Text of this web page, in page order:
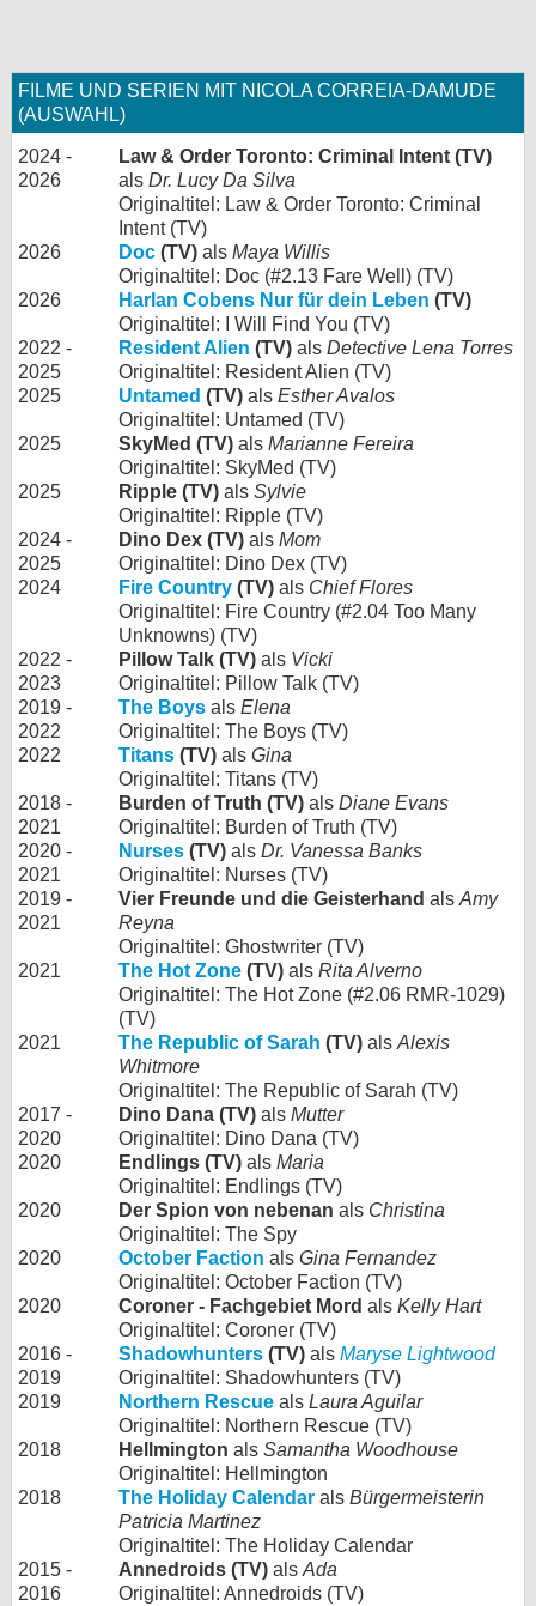
FILME UND SERIEN MIT NICOLA CORREIA-DAMUDE
(AUSWAHL)
2024 -
2026
Law & Order Toronto: Criminal Intent (TV)
als Dr. Lucy Da Silva
Originaltitel: Law & Order Toronto: Criminal
Intent (TV)
2026
Doc (TV) als Maya Willis
Originaltitel: Doc (#2.13 Fare Well) (TV)
2026
Harlan Cobens Nur für dein Leben (TV)
Originaltitel: I Will Find You (TV)
2022 -
2025
Resident Alien (TV) als Detective Lena Torres
Originaltitel: Resident Alien (TV)
2025
Untamed (TV) als Esther Avalos
Originaltitel: Untamed (TV)
2025
SkyMed (TV) als Marianne Fereira
Originaltitel: SkyMed (TV)
2025
Ripple (TV) als Sylvie
Originaltitel: Ripple (TV)
2024 -
2025
Dino Dex (TV) als Mom
Originaltitel: Dino Dex (TV)
2024
Fire Country (TV) als Chief Flores
Originaltitel: Fire Country (#2.04 Too Many
Unknowns) (TV)
2022 -
2023
Pillow Talk (TV) als Vicki
Originaltitel: Pillow Talk (TV)
2019 -
2022
The Boys als Elena
Originaltitel: The Boys (TV)
2022
Titans (TV) als Gina
Originaltitel: Titans (TV)
2018 -
2021
Burden of Truth (TV) als Diane Evans
Originaltitel: Burden of Truth (TV)
2020 -
2021
Nurses (TV) als Dr. Vanessa Banks
Originaltitel: Nurses (TV)
2019 -
2021
Vier Freunde und die Geisterhand als Amy
Reyna
Originaltitel: Ghostwriter (TV)
2021
The Hot Zone (TV) als Rita Alverno
Originaltitel: The Hot Zone (#2.06 RMR-1029)
(TV)
2021
The Republic of Sarah (TV) als Alexis
Whitmore
Originaltitel: The Republic of Sarah (TV)
2017 -
2020
Dino Dana (TV) als Mutter
Originaltitel: Dino Dana (TV)
2020
Endlings (TV) als Maria
Originaltitel: Endlings (TV)
2020
Der Spion von nebenan als Christina
Originaltitel: The Spy
2020
October Faction als Gina Fernandez
Originaltitel: October Faction (TV)
2020
Coroner - Fachgebiet Mord als Kelly Hart
Originaltitel: Coroner (TV)
2016 -
2019
Shadowhunters (TV) als Maryse Lightwood
Originaltitel: Shadowhunters (TV)
2019
Northern Rescue als Laura Aguilar
Originaltitel: Northern Rescue (TV)
2018
Hellmington als Samantha Woodhouse
Originaltitel: Hellmington
2018
The Holiday Calendar als Bürgermeisterin
Patricia Martinez
Originaltitel: The Holiday Calendar
2015 -
2016
Annedroids (TV) als Ada
Originaltitel: Annedroids (TV)